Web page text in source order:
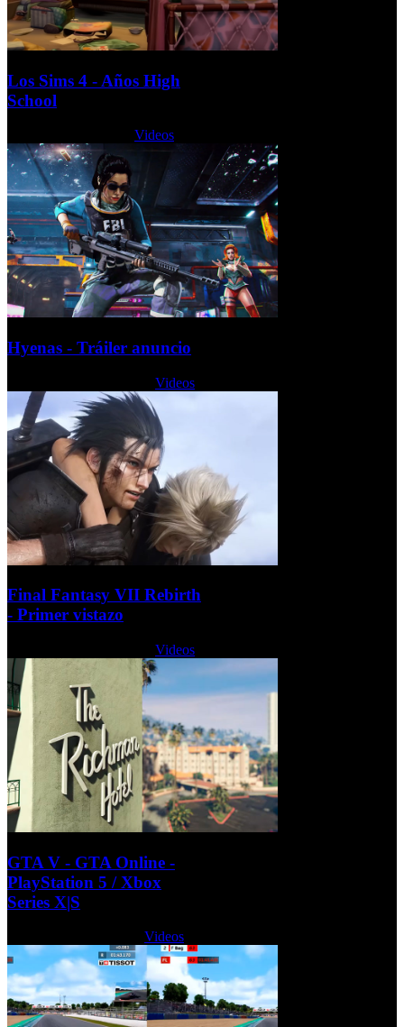
Los Sims 4 - Años High
School
Videos
Hyenas - Tráiler anuncio
Videos
Final Fantasy VII Rebirth
- Primer vistazo
Videos
GTA V - GTA Online -
PlayStation 5 / Xbox
Series X|S
Videos